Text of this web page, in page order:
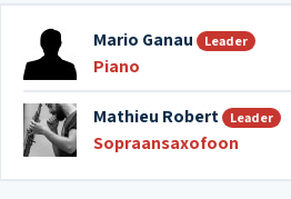
Mario Ganau Leader
Piano
Mathieu Robert Leader
Sopraansaxofoon